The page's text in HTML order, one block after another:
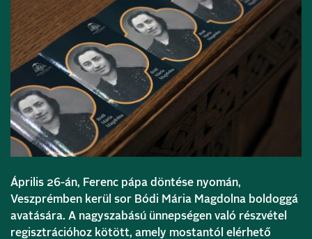
Április 26-án, Ferenc pápa döntése nyomán,
Veszprémben kerül sor Bódi Mária Magdolna boldoggá
avatására. A nagyszabású ünnepségen való részvétel
regisztrációhoz kötött, amely mostantól elérhető